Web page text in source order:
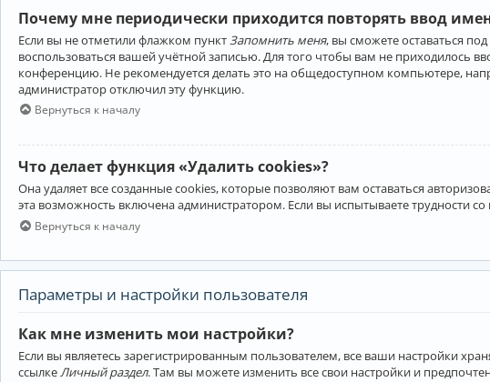
Почему мне периодически приходится повторять ввод
Если вы не отметили флажком пункт Запомнить меня, вы сможете оставаться
воспользоваться вашей учётной записью. Для того чтобы вам не приходилось
конференцию. Не рекомендуется делать это на общедоступном компьютере,
администратор отключил эту функцию.
Вернуться к началу
Что делает функция «Удалить cookies»?
Она удаляет все созданные cookies, которые позволяют вам оставаться
эта возможность включена администратором. Если вы испытываете
Вернуться к началу
Параметры и настройки пользователя
Как мне изменить мои настройки?
Если вы являетесь зарегистрированным пользователем, все ваши настройки
ссылкеЛичный раздел. Там вы можете изменить все свои настройки и